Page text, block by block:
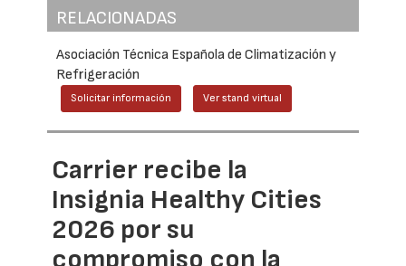
RELACIONADAS
Asociación Técnica Española de Climatización y
Refrigeración
Solicitar información Ver stand virtual
Carrier recibe la
Insignia Healthy Cities
2026 por su
compromiso con la